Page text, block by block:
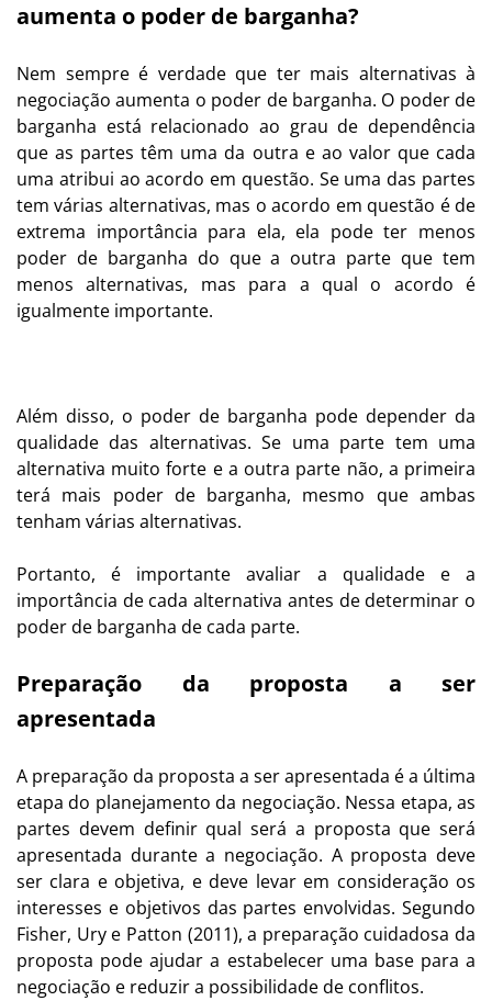
aumenta o poder de barganha?
Nem sempre é verdade que ter mais alternativas à
negociação aumenta o poder de barganha. O poder de
barganha está relacionado ao grau de dependência
que as partes têm uma da outra e ao valor que cada
uma atribui ao acordo em questão. Se uma das partes
tem várias alternativas, mas o acordo em questão é de
extrema importância para ela, ela pode ter menos
poder de barganha do que a outra parte que tem
menos alternativas, mas para a qual o acordo é
igualmente importante.
Além disso, o poder de barganha pode depender da
qualidade das alternativas. Se uma parte tem uma
alternativa muito forte e a outra parte não, a primeira
terá mais poder de barganha, mesmo que ambas
tenham várias alternativas.
Portanto, é importante avaliar a qualidade e a
importância de cada alternativa antes de determinar o
poder de barganha de cada parte.
Preparação da proposta a ser
apresentada
A preparação da proposta a ser apresentada é a última
etapa do planejamento da negociação. Nessa etapa, as
partes devem definir qual será a proposta que será
apresentada durante a negociação. A proposta deve
ser clara e objetiva, e deve levar em consideração os
interesses e objetivos das partes envolvidas. Segundo
Fisher, Ury e Patton (2011), a preparação cuidadosa da
proposta pode ajudar a estabelecer uma base para a
negociação e reduzir a possibilidade de conflitos.